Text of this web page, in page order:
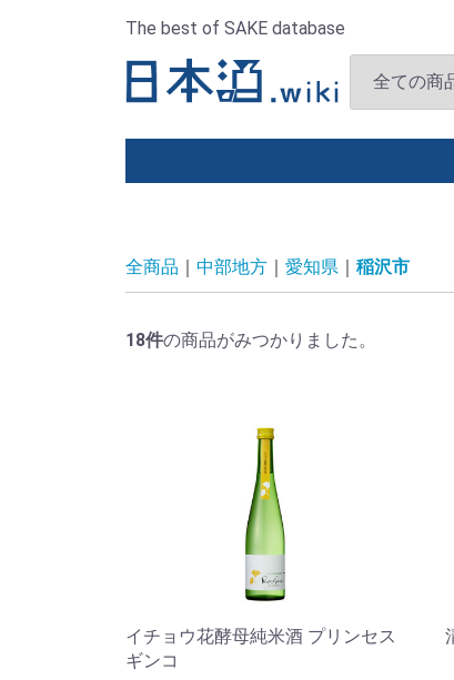
The best of SAKE database
全商品 中部地方 愛知県 稲沢市
18件の商品がみつかりました。
イチョウ花酵母純米酒 プリンセス
ギンコ